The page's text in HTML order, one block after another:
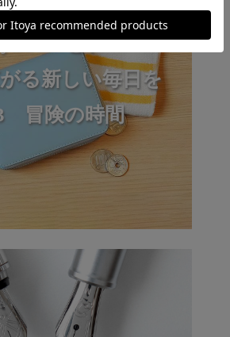
Kidsと、
る新しい毎日を
冒険の時間